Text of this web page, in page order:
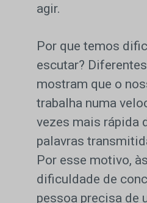
agir.
Por que temos
escutar?
mostram que o
trabalha numa
vezes mais rápida
palavras
Por esse motivo,
dificuldade de
pessoa precisa de